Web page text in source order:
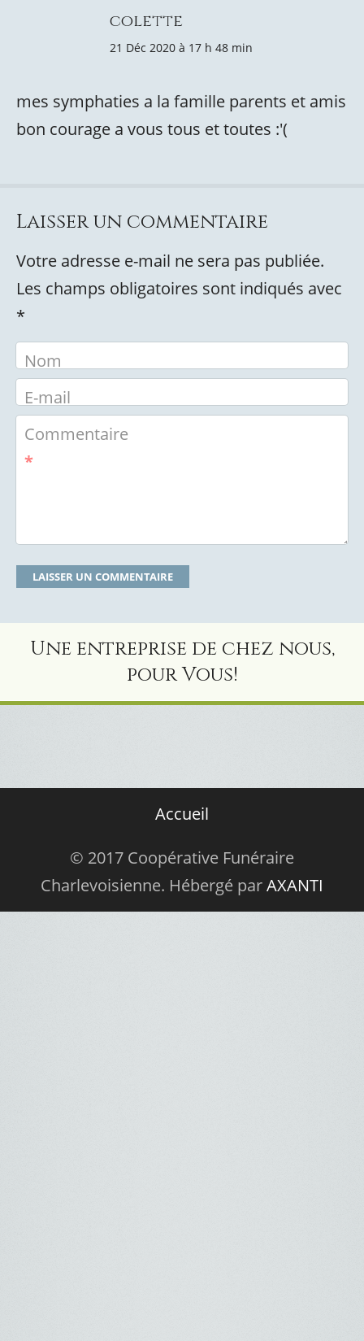
colette
21 Déc 2020 à 17 h 48 min
mes symphaties a la famille parents et amis
bon courage a vous tous et toutes :'(
Laisser un commentaire
Votre adresse e-mail ne sera pas publiée.
Les champs obligatoires sont indiqués avec
*
Nom
E-mail
Commentaire
*
Une entreprise de chez nous,
pour Vous!
Accueil
© 2017 Coopérative Funéraire
Charlevoisienne. Hébergé parAXANTI